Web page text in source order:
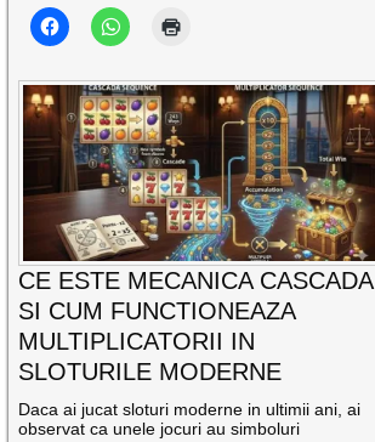
CE ESTE MECANICA CASCADA
SI CUM FUNCTIONEAZA
MULTIPLICATORII IN
SLOTURILE MODERNE
Daca ai jucat sloturi moderne in ultimii ani, ai
observat ca unele jocuri au simboluri